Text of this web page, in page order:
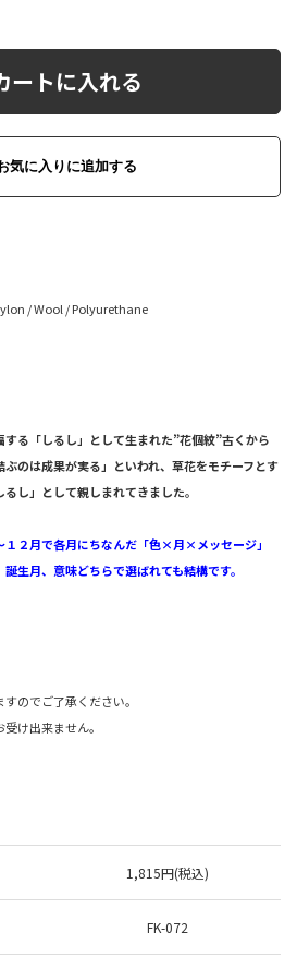
ートに入れる
気に入りに追加する
/ Wool / Polyurethane
る「しるし」として生まれた”花個紋”古くから
ぶのは成果が実る」といわれ、草花をモチーフとす
し」として親しまれてきました。
１２月で各月にちなんだ「色×月×メッセージ」
生月、意味どちらで選ばれても結構です。
のでご了承ください。
け出来ません。
1,815円(税込)
FK-072